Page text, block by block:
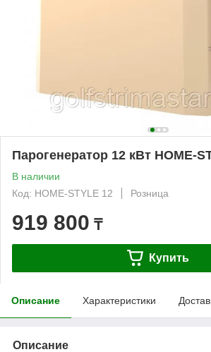
Парогенератор 12 кВт HOME-
В наличии
Код: HOME-STYLE 12
Розница
919 800 ₸
Купить
Описание Характеристики
Описание